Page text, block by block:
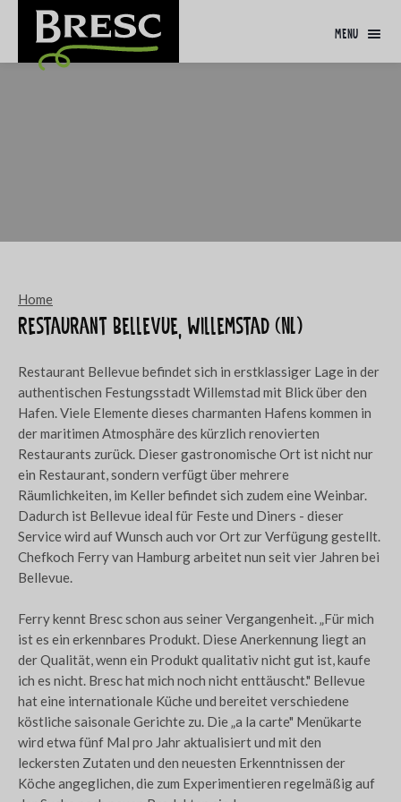
menu
Home
Restaurant Bellevue, Willemstad (NL)
Restaurant Bellevue befindet sich in erstklassiger Lage in der
authentischen Festungsstadt Willemstad mit Blick über den
Hafen. Viele Elemente dieses charmanten Hafens kommen in
der maritimen Atmosphäre des kürzlich renovierten
Restaurants zurück. Dieser gastronomische Ort ist nicht nur
ein Restaurant, sondern verfügt über mehrere
Räumlichkeiten, im Keller befindet sich zudem eine Weinbar.
Dadurch ist Bellevue ideal für Feste und Diners - dieser
Service wird auf Wunsch auch vor Ort zur Verfügung gestellt.
Chefkoch Ferry van Hamburg arbeitet nun seit vier Jahren bei
Bellevue.
Ferry kennt Bresc schon aus seiner Vergangenheit. „Für mich
ist es ein erkennbares Produkt. Diese Anerkennung liegt an
der Qualität, wenn ein Produkt qualitativ nicht gut ist, kaufe
ich es nicht. Bresc hat mich noch nicht enttäuscht." Bellevue
hat eine internationale Küche und bereitet verschiedene
köstliche saisonale Gerichte zu. Die „a la carte" Menükarte
wird etwa fünf Mal pro Jahr aktualisiert und mit den
leckersten Zutaten und den neuesten Erkenntnissen der
Köche angeglichen, die zum Experimentieren regelmäßig auf